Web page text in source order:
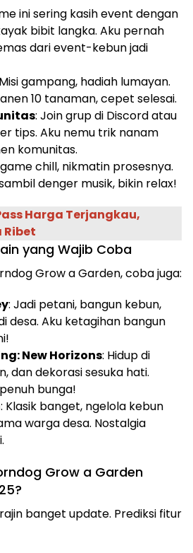
ini sering kasih event dengan
bibit langka. Aku pernah
dari event-kebun jadi
gampang, hadiah lumayan.
10 tanaman, cepet selesai.
: Join grup di Discord atau
tips. Aku nemu trik nanam
komunitas.
game chill, nikmatin prosesnya.
denger musik, bikin relax!
Harga Terjangkau,
Ribet
yang Wajib Coba
Grow a Garden, coba juga:
: Jadi petani, bangun kebun,
desa. Aku ketagihan bangun
New Horizons: Hidup di
dan dekorasi sesuka hati.
bunga!
: Klasik banget, ngelola kebun
warga desa. Nostalgia
Grow a Garden
banget update. Prediksi fitur